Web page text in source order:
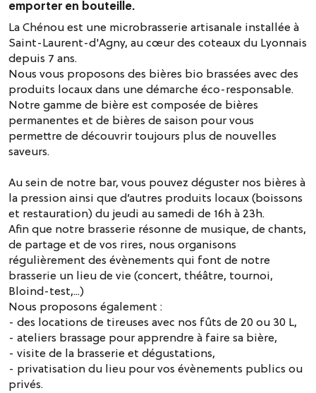
emporter en bouteille.
La Chénou est une microbrasserie artisanale installée à
Saint-Laurent-d'Agny, au cœur des coteaux du Lyonnais
depuis 7 ans.
Nous vous proposons des bières bio brassées avec des
produits locaux dans une démarche éco-responsable.
Notre gamme de bière est composée de bières
permanentes et de bières de saison pour vous
permettre de découvrir toujours plus de nouvelles
saveurs.
Au sein de notre bar, vous pouvez déguster nos bières à
la pression ainsi que d’autres produits locaux (boissons
et restauration) du jeudi au samedi de 16h à 23h.
Afin que notre brasserie résonne de musique, de chants,
de partage et de vos rires, nous organisons
régulièrement des évènements qui font de notre
brasserie un lieu de vie (concert, théâtre, tournoi,
Bloind-test,...)
Nous proposons également :
- des locations de tireuses avec nos fûts de 20 ou 30 L,
- ateliers brassage pour apprendre à faire sa bière,
- visite de la brasserie et dégustations,
- privatisation du lieu pour vos évènements publics ou
privés.